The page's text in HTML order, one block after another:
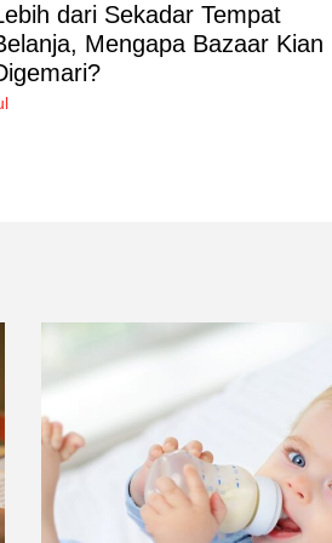
dari Sekadar Tempat
Mengapa Bazaar Kian